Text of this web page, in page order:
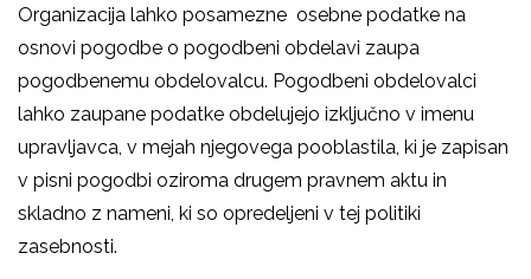
Organizacija lahko posamezne osebne podatke na
osnovi pogodbe o pogodbeni obdelavi zaupa
pogodbenemu obdelovalcu. Pogodbeni obdelovalci
lahko zaupane podatke obdelujejo izključno v imenu
upravljavca, v mejah njegovega pooblastila, ki je zapisan
v pisni pogodbi oziroma drugem pravnem aktu in
skladno z nameni, ki so opredeljeni v tej politiki
zasebnosti.